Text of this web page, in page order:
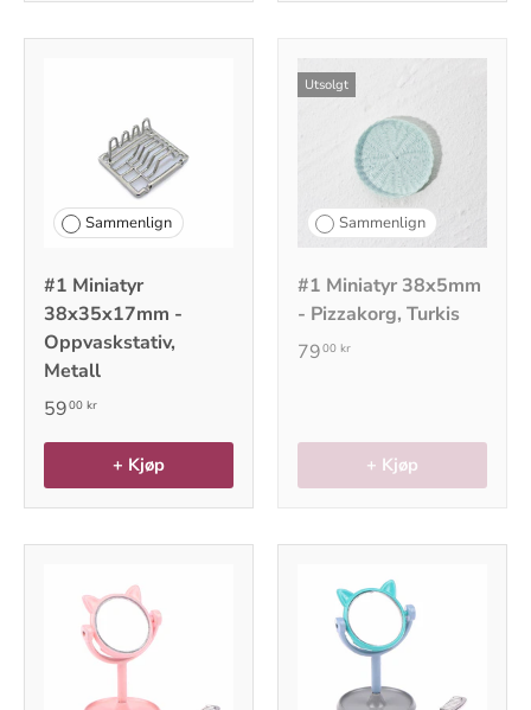
Sammenlign
#1 Miniatyr
38x35x17mm -
Oppvaskstativ,
Metall
5900 kr
+ Kjøp
Utsolgt
Sammenlign
#1 Miniatyr 38x5mm
- Pizzakorg, Turkis
7900 kr
+ Kjøp